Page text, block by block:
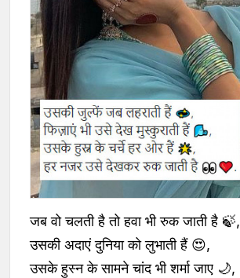
जब वो चलती है तो हवा भी रुक जाती है 🍃,
उसकी अदाएं दुनिया को लुभाती हैं 😍,
उसके हुस्न के सामने चांद भी शर्मा जाए 🌙,